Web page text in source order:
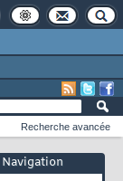
Navigation
Recherche avancée